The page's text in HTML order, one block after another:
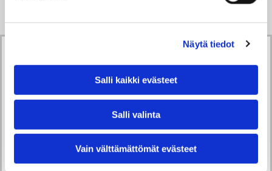
Näytä tiedot
Salli kaikki evästeet
Salli valinta
Vain välttämättömät evästeet
Työntövarret Korjaamo